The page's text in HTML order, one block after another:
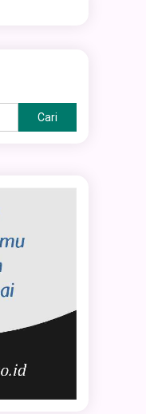
Cari
untuk: